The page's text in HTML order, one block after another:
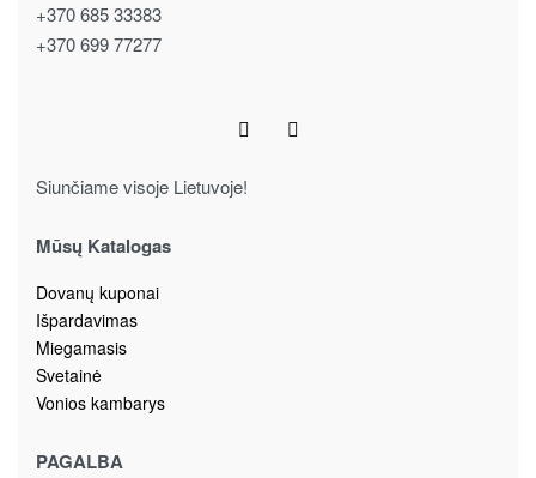
+370 685 33383
+370 699 77277
Siunčiame visoje Lietuvoje!
Mūsų Katalogas
Dovanų kuponai
Išpardavimas
Miegamasis
Svetainė
Vonios kambarys
PAGALBA